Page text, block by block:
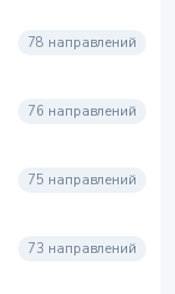
78 направлений
76 направлений
75 направлений
73 направлений